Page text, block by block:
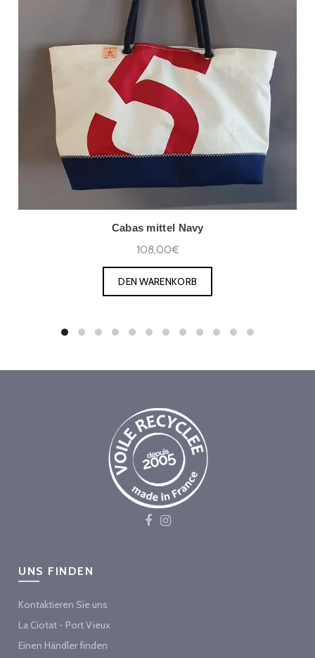
Cabas mittel Navy
108,00€
DEN WARENKORB
UNS FINDEN
Kontaktieren Sie uns
La Ciotat - Port Vieux
Einen Händler finden